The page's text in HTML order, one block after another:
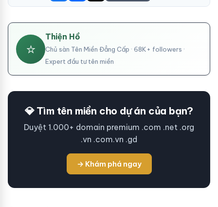
⭐
Thiện Hồ
Chủ sàn Tên Miền Đẳng Cấp · 68K+ followers ·
Expert đầu tư tên miền
💎 Tìm tên miền cho dự án của bạn?
Duyệt 1.000+ domain premium .com .net .org
.vn .com.vn .gd
→ Khám phá ngay